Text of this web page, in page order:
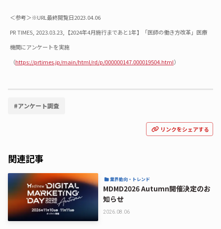
＜参考＞※URL最終閲覧日2023.04.06
PR TIMES, 2023.03.23,【2024年4月施行まであと1年】「医師の働き方改革」医療
機関にアンケートを実施
（https://prtimes.jp/main/html/rd/p/000000147.000019504.html）
#アンケート調査
リンクをシェアする
関連記事
業界動向・トレンド
MDMD2026 Autumn開催決定のお
知らせ
2026.08.06